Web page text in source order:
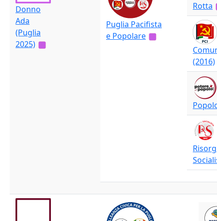
Donno
Ada
(Puglia
2025)
Puglia Pacifista
e Popolare
Rotta
(2016)